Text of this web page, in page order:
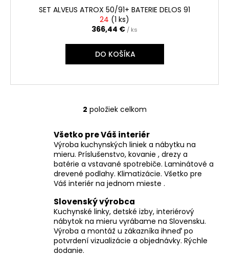
SET ALVEUS ATROX 50/91+ BATERIE DELOS 91
24 (1 ks)
366,44 € / ks
DO KOŠÍKA
O
l
á
d
a
c
e
p
r
v
2 položiek celkom
Všetko pre Váš interiér
Výroba kuchynských liniek a nábytku na
mieru. Príslušenstvo, kovanie , drezy a
batérie a vstavané spotrebiče. Laminátové a
drevené podlahy. Klimatizácie. Všetko pre
Váš interiér na jednom mieste .
Slovenský výrobca
Kuchynské linky, detské izby, interiérový
nábytok na mieru vyrábame na Slovensku.
Výroba a montáž u zákazníka ihneď po
potvrdení vizualizácie a objednávky. Rýchle
dodanie.